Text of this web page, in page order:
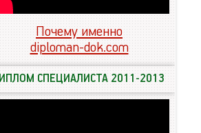
Почему именно
diploman-dok.com
СПЕЦИАЛИСТА 2011-2013